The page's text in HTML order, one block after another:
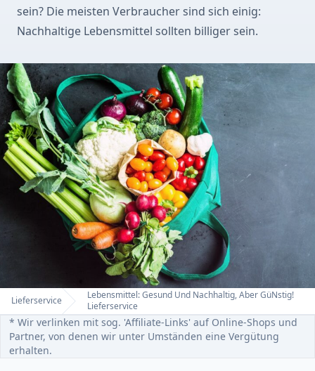
sein? Die meisten Verbraucher sind sich einig:
Nachhaltige Lebensmittel sollten billiger sein.
Home
Lieferservice
Lebensmittel: Gesund Und Nachhaltig, Aber GüNstig!
Lieferservice
* Wir verlinken mit sog. 'Affiliate-Links' auf Online-Shops und
Partner, von denen wir unter Umständen eine Vergütung
erhalten.